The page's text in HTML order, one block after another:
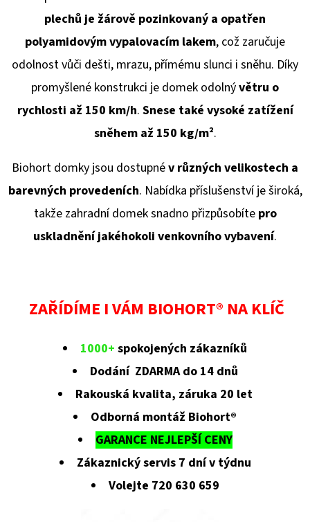
plechů je žárově pozinkovaný a opatřen
polyamidovým vypalovacím lakem, což zaručuje
odolnost vůči dešti, mrazu, přímému slunci i sněhu. Díky
promyšlené konstrukci je domek odolnývětru o
rychlosti až 150 km/h. Snese také vysoké zatížení
sněhem až 150 kg/m².
Biohort domky jsou dostupnév různých velikostech a
barevných provedeních. Nabídka příslušenství je široká,
takže zahradní domek snadno přizpůsobíte pro
uskladnění jakéhokoli venkovního vybavení.
ZAŘÍDÍME I VÁM BIOHORT® NA KLÍČ
1000+ spokojených zákazníků
Dodání ZDARMA do 14 dnů
Rakouská kvalita, záruka 20 let
Odborná montáž Biohort®
GARANCE NEJLEPŠÍ CENY
Zákaznický servis 7 dní v týdnu
Volejte 720 630 659